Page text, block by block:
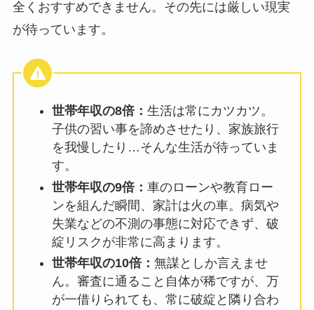
全くおすすめできません。その先には厳しい現実
が待っています。
世帯年収の8倍： 生活は常にカツカツ。
子供の習い事を諦めさせたり、家族旅行
を我慢したり…そんな生活が待っていま
す。
世帯年収の9倍： 車のローンや教育ロー
ンを組んだ瞬間、家計は火の車。病気や
失業などの不測の事態に対応できず、破
綻リスクが非常に高まります。
世帯年収の10倍： 無謀としか言えませ
ん。審査に通ること自体が稀ですが、万
が一借りられても、常に破綻と隣り合わ